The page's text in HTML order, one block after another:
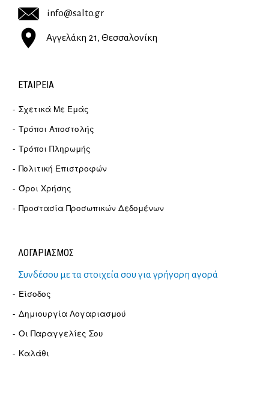
info@salto.gr
Αγγελάκη 21, Θεσσαλονίκη
ΕΤΑΙΡΕΊΑ
Σχετικά Με Εμάς
Τρόποι Αποστολής
Τρόποι Πληρωμής
Πολιτική Επιστροφών
Όροι Χρήσης
Προστασία Προσωπικών Δεδομένων
ΛΟΓΑΡΙΑΣΜΟΣ
Συνδέσου με τα στοιχεία σου για γρήγορη αγορά
Είσοδος
Δημιουργία Λογαριασμού
Οι Παραγγελίες Σου
Καλάθι